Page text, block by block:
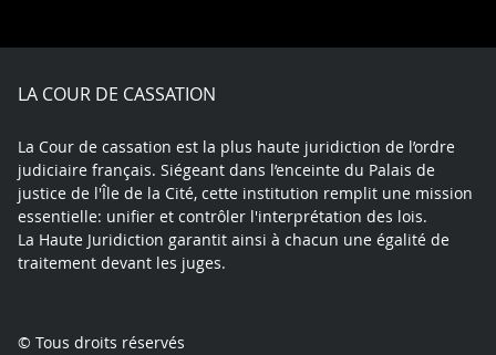
X
FacebookYoutubeLinkedInInstagram
LA COUR DE CASSATION
La Cour de cassation est la plus haute juridiction de l’ordre
judiciaire français. Siégeant dans l’enceinte du Palais de
justice de l'Île de la Cité, cette institution remplit une mission
essentielle: unifier et contrôler l'interprétation des lois.
La Haute Juridiction garantit ainsi à chacun une égalité de
traitement devant les juges.
© Tous droits réservés